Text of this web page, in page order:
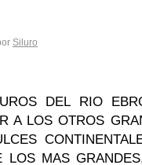
Siluro
DEL RIO
A LOS OTROS
LOS MAS